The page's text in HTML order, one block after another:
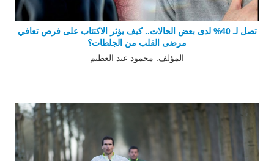
تصل لـ 40% لدى بعض الحالات.. كيف يؤثر الاكتئاب على فرص تعافي
مرضى القلب من الجلطات؟
المؤلف: محمود عبد العظيم